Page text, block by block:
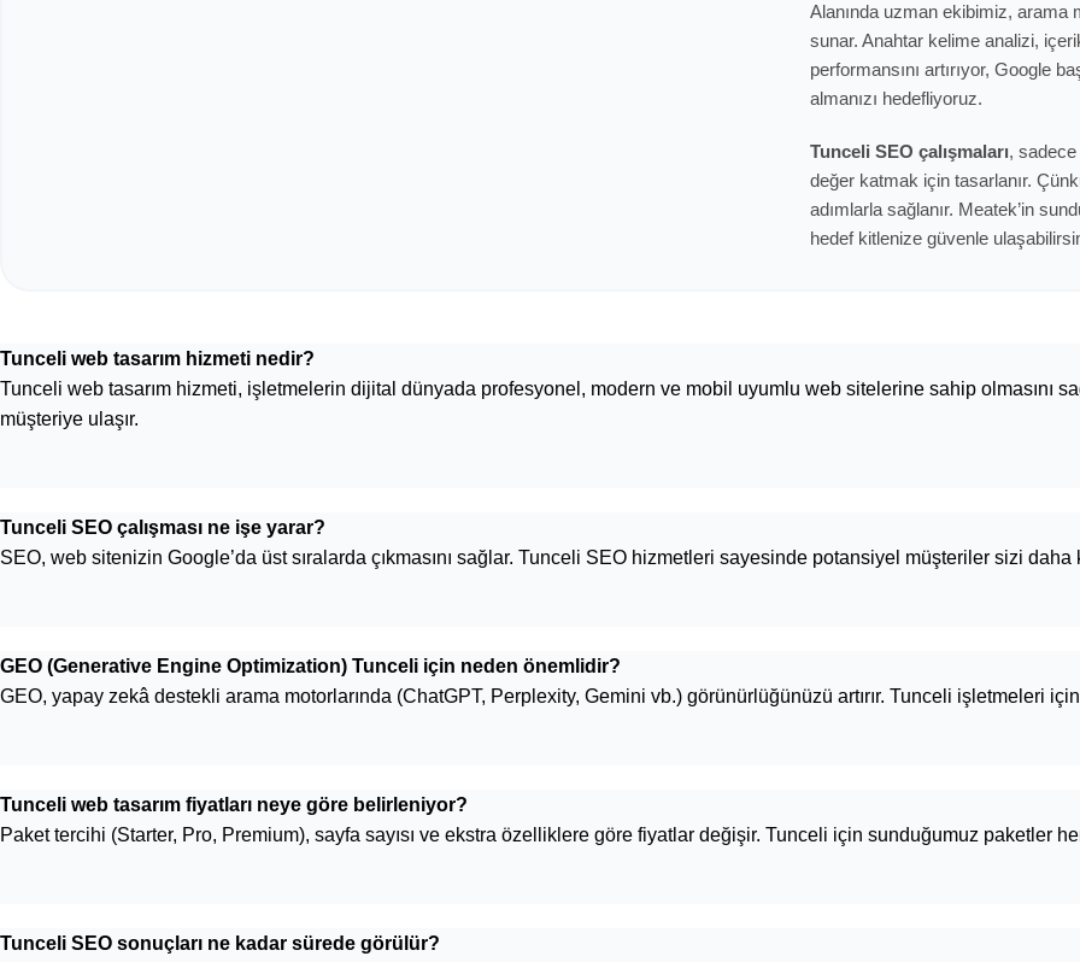
Alanında uzman ekibimiz,
sunar. Anahtar kelime analizi,
performansını artırıyor, Google
almanızı hedefliyoruz.
Tunceli SEO çalışmaları,
değer katmak için tasarlanır.
adımlarla sağlanır. Meatek’in
hedef kitlenize güvenle
Tunceli web tasarım hizmeti nedir?
Tunceli web tasarım hizmeti, işletmelerin dijital dünyada profesyonel, modern ve mobil uyumlu web sitelerine sahip olmasını
müşteriye ulaşır.
Tunceli SEO çalışması ne işe yarar?
SEO, web sitenizin Google’da üst sıralarda çıkmasını sağlar. Tunceli SEO hizmetleri sayesinde potansiyel müşteriler sizi daha
GEO (Generative Engine Optimization) Tunceli için neden önemlidir?
GEO, yapay zekâ destekli arama motorlarında (ChatGPT, Perplexity, Gemini vb.) görünürlüğünüzü artırır. Tunceli işletmeleri
Tunceli web tasarım fiyatları neye göre belirleniyor?
Paket tercihi (Starter, Pro, Premium), sayfa sayısı ve ekstra özelliklere göre fiyatlar değişir. Tunceli için sunduğumuz paketler
Tunceli SEO sonuçları ne kadar sürede görülür?